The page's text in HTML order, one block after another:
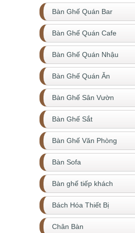
Bàn Ghế Quán Bar
Bàn Ghế Quán Cafe
Bàn Ghế Quán Nhậu
Bàn Ghế Quán Ăn
Bàn Ghế Sân Vườn
Bàn Ghế Sắt
Bàn Ghế Văn Phòng
Bàn Sofa
Bàn ghế tiếp khách
Bách Hóa Thiết Bị
Chân Bàn